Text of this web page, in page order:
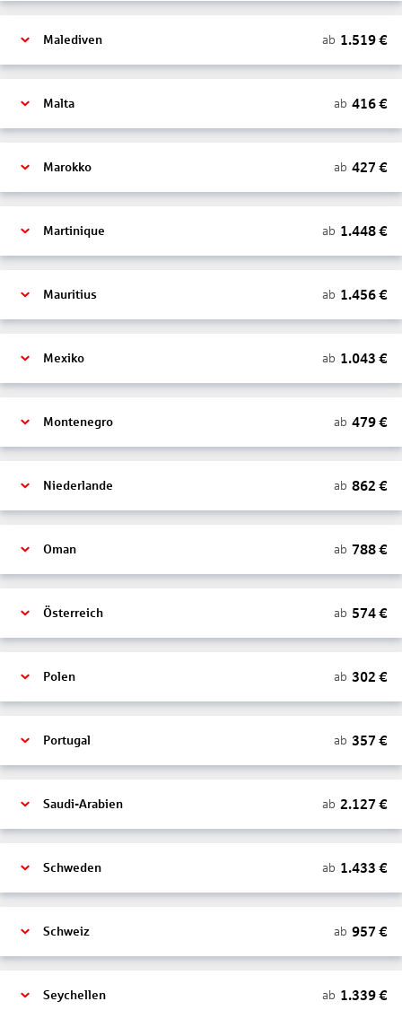
Malediven ab 1.519€
Malta ab 416€
Marokko ab 427 €
Martinique ab 1.448€
Mauritius ab 1.456€
Mexiko ab 1.043 €
Montenegro ab 479€
Niederlande ab 862 €
Oman ab 788€
Österreich ab 574€
Polen ab 302 €
Portugal ab 357 €
Saudi-Arabien ab 2.127 €
Schweden ab 1.433 €
Schweiz ab 957 €
Seychellen ab 1.339€